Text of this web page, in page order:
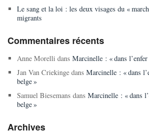
Le sang et la loi : les deux visages du «
migrants
Commentaires récents
Anne Morelli dans Marcinelle : « dans l’enfer
Jan Van Criekingedans Marcinelle : « dans
belge »
Samuel Biesemans dans Marcinelle : « dans
belge »
Archives